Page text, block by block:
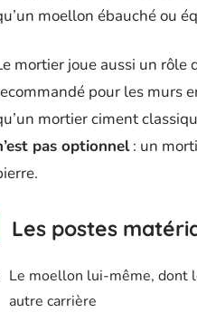
moellon ébauché ou
mortier joue aussi un
pour les murs
mortier ciment
pas optionnel: un
Les postes
Le moellon lui-même, dont
autre carrière